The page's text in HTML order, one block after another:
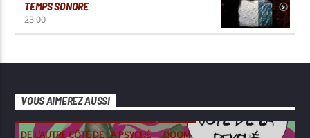
TEMPS SONORE
23:00
VOUS AIMEREZ AUSSI
DE L'AUTRE CÔTÉ DE LA PSYCHÉ
DOOM